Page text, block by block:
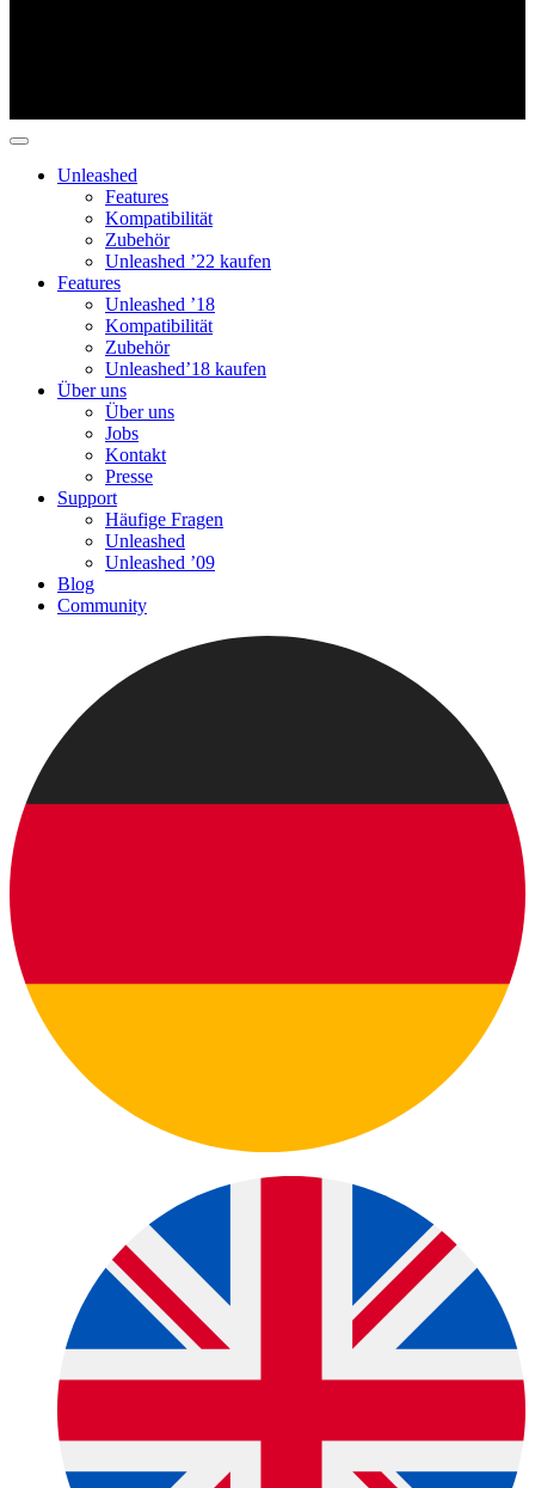
Unleashed
Features
Kompatibilität
Zubehör
Unleashed ’22 kaufen
Features
Unleashed ’18
Kompatibilität
Zubehör
Unleashed’18 kaufen
Über uns
Über uns
Jobs
Kontakt
Presse
Support
Häufige Fragen
Unleashed
Unleashed ’09
Blog
Community